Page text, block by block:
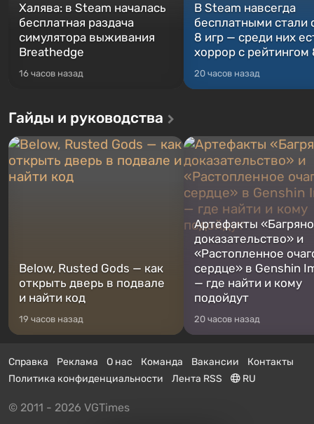
Халява: в Steam началась
бесплатная раздача
симулятора выживания
Breathedge
16 часов назад
В Steam навсегда
бесплатными стали
8 игр — среди них
хоррор с рейтингом
20 часов назад
Гайды и руководства
Below, Rusted Gods — как
открыть дверь в подвале
и найти код
19 часов назад
Артефакты
доказательство» и
«Растопленное
сердце» в Genshin
— где найти и кому
подойдут
20 часов назад
Справка Реклама О нас Команда Вакансии
Контакты
Политика конфиденциальности
Лента RSS RU
© 2011 - 2026 VGTimes